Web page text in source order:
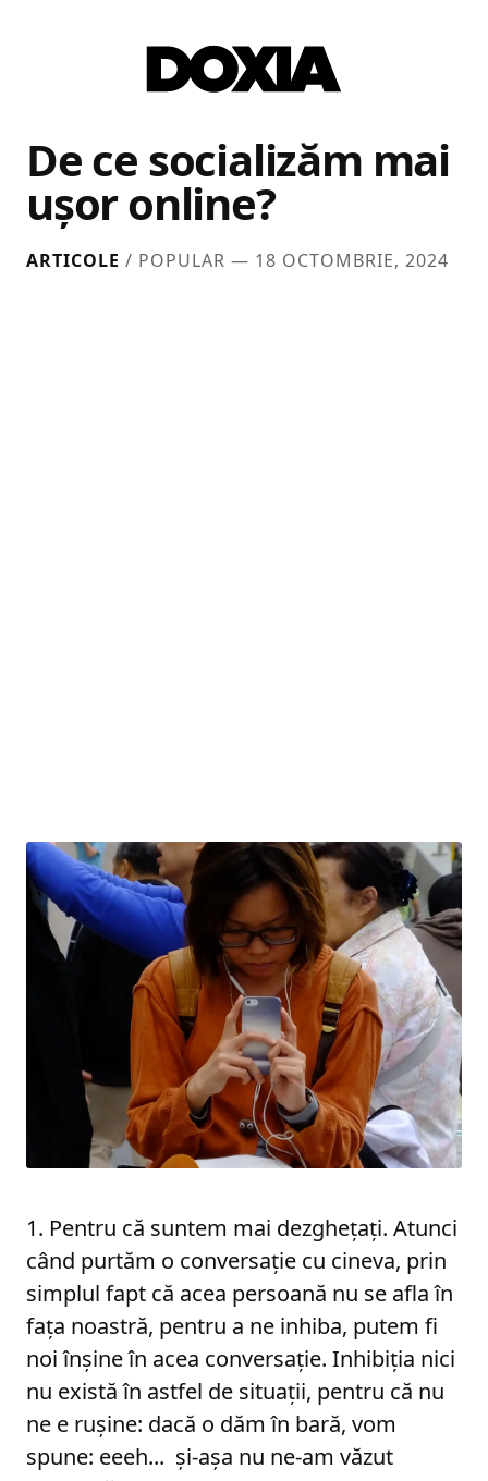
De ce socializăm mai
uşor online?
ARTICOLE / POPULAR — 18 OCTOMBRIE, 2024
1. Pentru că suntem mai dezgheţaţi. Atunci
când purtăm o conversaţie cu cineva, prin
simplul fapt că acea persoană nu se afla în
faţa noastră, pentru a ne inhiba, putem fi
noi înşine în acea conversaţie. Inhibiţia nici
nu există în astfel de situaţii, pentru că nu
ne e ruşine: dacă o dăm în bară, vom
spune: eeeh... şi-aşa nu ne-am văzut